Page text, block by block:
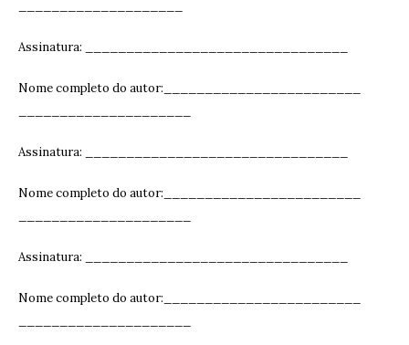
Assinatura: ______________________________
Nome completo do autor:________________________
Assinatura: ______________________________
Nome completo do autor:________________________
Assinatura: ______________________________
Nome completo do autor:________________________